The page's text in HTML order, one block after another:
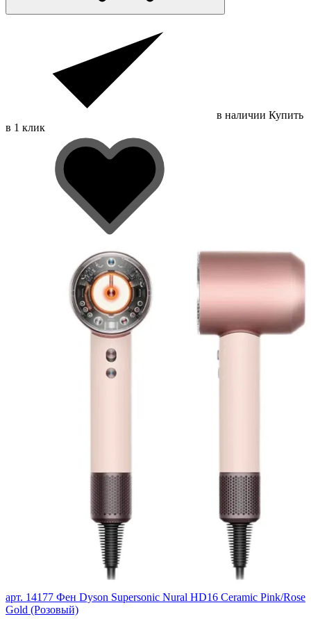
в наличии Купить
в 1 клик
арт. 14177 Фен Dyson Supersonic Nural HD16 Ceramic Pink/Rose
Gold (Розовый)